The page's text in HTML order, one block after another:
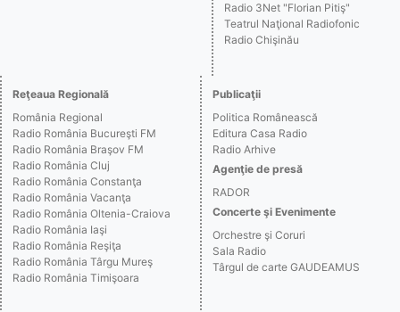
Radio 3Net "Florian Pitiş"
Teatrul Naţional Radiofonic
Radio Chişinău
Reţeaua Regională
România Regional
Radio România Bucureşti FM
Radio România Braşov FM
Radio România Cluj
Radio România Constanţa
Radio România Vacanţa
Radio România Oltenia-Craiova
Radio România Iaşi
Radio România Reşiţa
Radio România Târgu Mureş
Radio România Timişoara
Publicaţii
Politica Românească
Editura Casa Radio
Radio Arhive
Agenţie de presă
RADOR
Concerte şi Evenimente
Orchestre şi Coruri
Sala Radio
Târgul de carte GAUDEAMUS